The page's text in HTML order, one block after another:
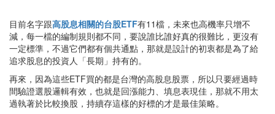
目前名字跟高股息相關的台股ETF有11檔，未來也高機率只增不
減，每一檔的編制規則都不同，要說誰比誰好真的很難比，更沒有
一定標準，不過它們都有個共通點，那就是設計的初衷都是為了給
追求股息的投資人「長期」持有的。
再來，因為這些ETF買的都是台灣的高股息股票，所以只要經過時
間驗證選股邏輯有效，也就是回漲能力、填息表現佳，那就不用太
過執著於比較換股，持續存這樣的好標的才是最佳策略。